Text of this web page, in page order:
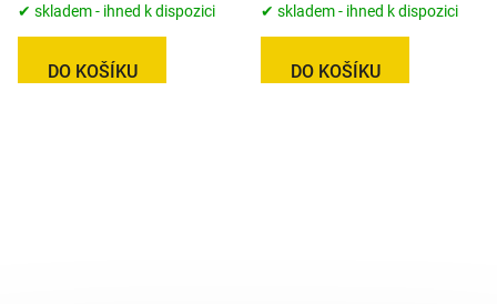
✔ skladem - ihned k dispozici
DO KOŠÍKU
✔ skladem - ihned k dispozici
DO KOŠÍKU